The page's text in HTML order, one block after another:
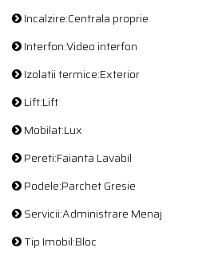
Incalzire:Centrala proprie
Interfon:Video interfon
Izolatii termice:Exterior
Lift:Lift
Mobilat:Lux
Pereti:Faianta Lavabil
Podele:Parchet Gresie
Servicii:Administrare Menaj
Tip Imobil:Bloc